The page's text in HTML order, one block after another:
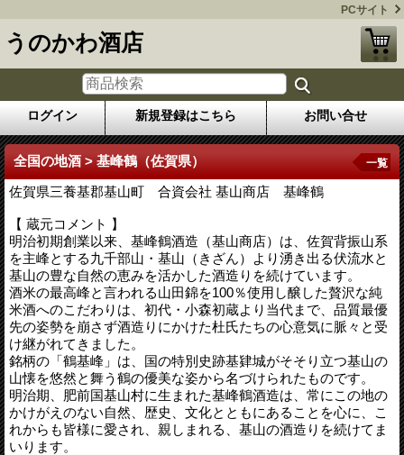
PCサイト
うのかわ酒店
ログイン 新規登録はこちら お問い合せ
全国の地酒 > 基峰鶴（佐賀県）
佐賀県三養基郡基山町 合資会社 基山商店 基峰鶴
【 蔵元コメント 】
明治初期創業以来、基峰鶴酒造（基山商店）は、佐賀背振山系
を主峰とする九千部山・基山（きざん）より湧き出る伏流水と
基山の豊な自然の恵みを活かした酒造りを続けています。
酒米の最高峰と言われる山田錦を100％使用し醸した贅沢な純
米酒へのこだわりは、初代・小森初蔵より当代まで、品質最優
先の姿勢を崩さず酒造りにかけた杜氏たちの心意気に脈々と受
け継がれてきました。
銘柄の「鶴基峰」は、国の特別史跡基肄城がそそり立つ基山の
山懐を悠然と舞う鶴の優美な姿から名づけられたものです。
明治期、肥前国基山村に生まれた基峰鶴酒造は、常にこの地の
かけがえのない自然、歴史、文化とともにあることを心に、こ
れからも皆様に愛され、親しまれる、基山の酒造りを続けてま
いります。
一覧